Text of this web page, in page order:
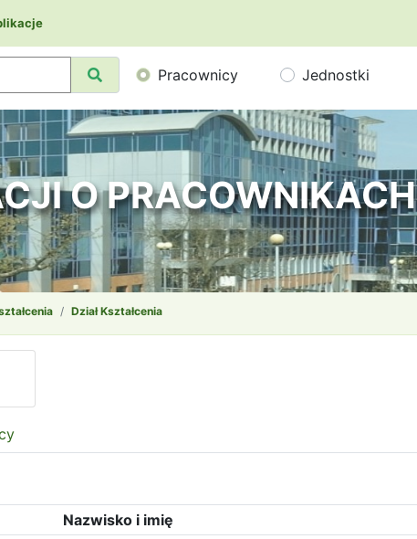
Pracownicy Jednostki
O PRACOWNIKACH
Dział Kształcenia
Nazwisko i imię